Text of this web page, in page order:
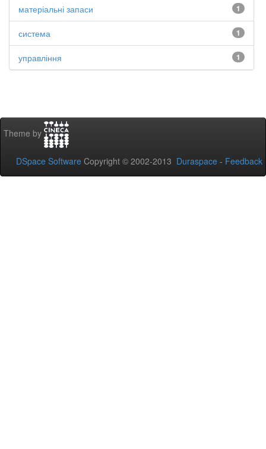
1
матеріальні запаси
1
система
1
управління
Theme by
DSpace Software Copyright © 2002-2013 Duraspace - Feedback